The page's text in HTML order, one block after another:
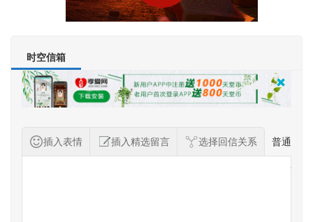
时空信箱
插入表情 插入精选留言 选择回信关系 普通
纪念者留言